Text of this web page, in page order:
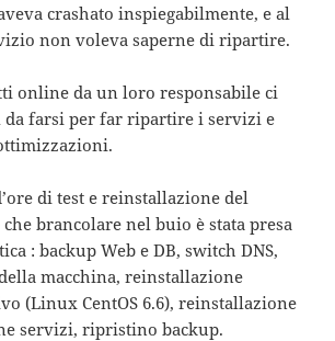
crashato inspiegabilmente, e al
non voleva saperne di ripartire.
online da un loro responsabile ci
da farsi per far ripartire i servizi e
di test e reinstallazione del
brancolare nel buio è stata presa
: backup Web e DB, switch DNS,
macchina, reinstallazione
(Linux CentOS 6.6), reinstallazione
servizi, ripristino backup.